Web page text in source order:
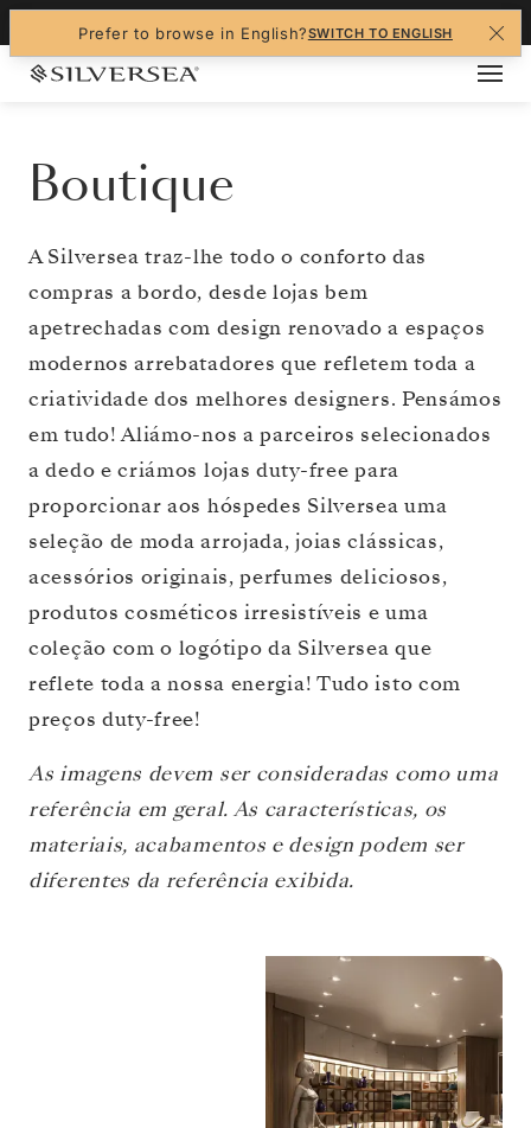
Prefer to browse in English?SWITCH TO ENGLISH
Boutique
A Silversea traz-lhe todo o conforto das
compras a bordo, desde lojas bem
apetrechadas com design renovado a espaços
modernos arrebatadores que refletem toda a
criatividade dos melhores designers. Pensámos
em tudo! Aliámo-nos a parceiros selecionados
a dedo e criámos lojas duty-free para
proporcionar aos hóspedes Silversea uma
seleção de moda arrojada, joias clássicas,
acessórios originais, perfumes deliciosos,
produtos cosméticos irresistíveis e uma
coleção com o logótipo da Silversea que
reflete toda a nossa energia! Tudo isto com
preços duty-free!
As imagens devem ser consideradas como uma
referência em geral. As características, os
materiais, acabamentos e design podem ser
diferentes da referência exibida.